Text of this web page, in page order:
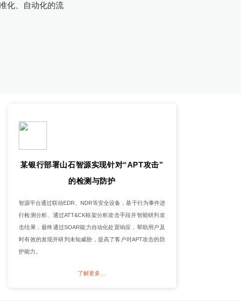
化、自动化的流
某银行部署山石智源实现针对“APT攻击”
的检测与防护
智源平台通过联动EDR、NDR等安全设备，基于行为事件进
行检测分析、通过ATT&CK框架分析攻击手段并智能研判攻
击结果，最终通过SOAR能力自动化处置响应，帮助用户及
时有效的发现并研判未知威胁，提高了客户对APT攻击的防
护能力。
了解更多…